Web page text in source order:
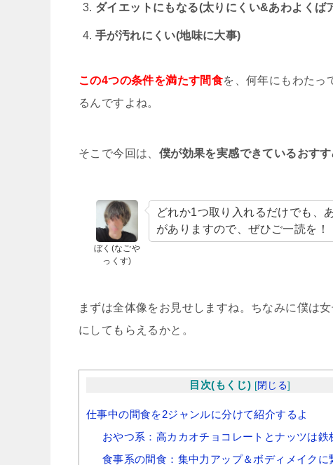
ダイエットにもなる(太りにくい&あわよくば
手が汚れにくい(地味に大事)
この4つの条件を満たす間食を、何年にもわたっ
るんですよね。
そこで今回は、 僕が効果を実感できているおす
ぼく(なごや
っくす)
どれか1つ取り入れるだけでも、
がありますので、ぜひご一読を！
まずは全体像をお見せしますね。ちなみに僕は
にしてもらえるかと。
目次(もくじ) [閉じる]
仕事中の間食を2ジャンルに分けて紹介するよ
おやつ系：高カカオチョコレートとナッツは鉄
食事系の間食：集中力アップ＆ボディメイクに